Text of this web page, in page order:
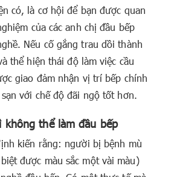
có, là cơ hội để bạn được quan
của các anh chị đầu bếp
Nếu cố gắng trau dồi thành
thể hiện thái độ làm việc cầu
giao đảm nhận vị trí bếp chính
với chế độ đãi ngộ tốt hơn.
không thể làm đầu bếp
kiến rằng: người bị bệnh mù
được màu sắc một vài màu)